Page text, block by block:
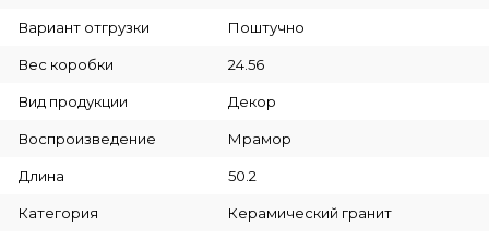
Вариант отгрузки Поштучно
Вес коробки 24.56
Вид продукции Декор
Воспроизведение Мрамор
Длина 50.2
Категория Керамический гранит